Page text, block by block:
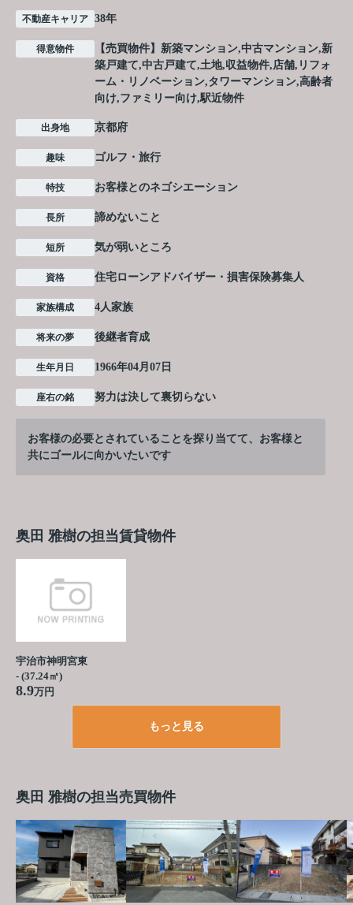
不動産キャリア 38年
得意物件
【売買物件】新築マンション,中古マンション,新
築戸建て,中古戸建て,土地,収益物件,店舗,リフォ
ーム・リノベーション,タワーマンション,高齢者
向け,ファミリー向け,駅近物件
出身地 京都府
趣味 ゴルフ・旅行
特技 お客様とのネゴシエーション
長所 諦めないこと
短所 気が弱いところ
資格 住宅ローンアドバイザー・損害保険募集人
家族構成 4人家族
将来の夢 後継者育成
生年月日 1966年04月07日
座右の銘 努力は決して裏切らない
お客様の必要とされていることを探り当てて、お客様と
共にゴールに向かいたいです
奥田 雅樹の担当賃貸物件
宇治市神明宮東
- (37.24㎡)
8.9万円
もっと見る
奥田 雅樹の担当売買物件